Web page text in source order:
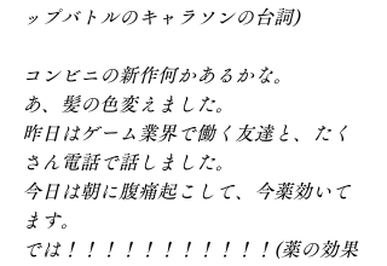
ップバトルのキャラソンの台詞)
コンビニの新作何かあるかな。
あ、髪の色変えました。
昨日はゲーム業界で働く友達と、たく
さん電話で話しました。
今日は朝に腹痛起こして、今薬効いて
ます。
では！！！！！！！！！！！(薬の効果